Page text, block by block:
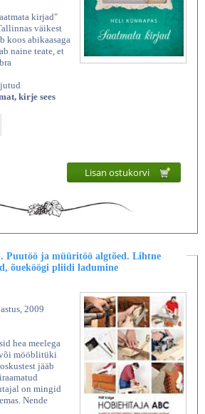
kirjad"
väikest
koos abikaasaga
naine teate, et
kirje sees
Lisan ostukorvi
Puutöö ja müüritöö algtõed. Lihtne
õueköögi pliidi ladumine
2009
hea meelega
mööblitüki
jääb
on mingid
Nende